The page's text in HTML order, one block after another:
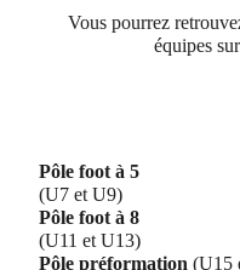
Vous pourrez
équipes
Pôle foot à 5
(U7 et U9)
Pôle foot à 8
(U11 et U13)
Pôle préformation (U15